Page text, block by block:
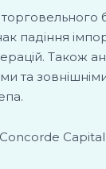
падіння
Також
та